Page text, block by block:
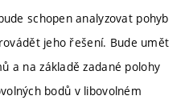
schopen analyzovat pohyb
jeho řešení. Bude umět
a na základě zadané polohy
bodů v libovolném